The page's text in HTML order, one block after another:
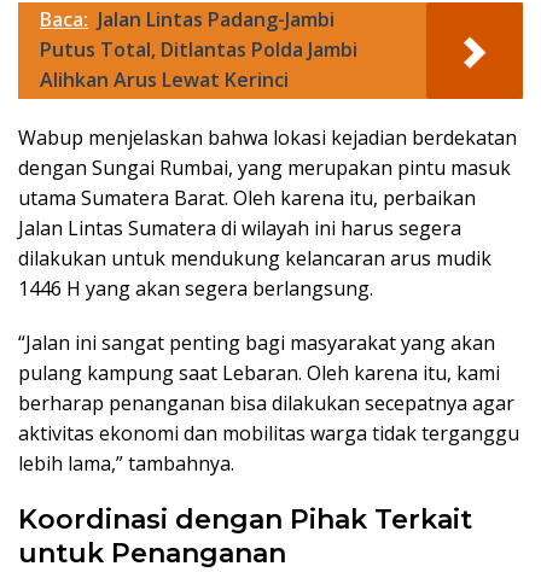
Baca: Jalan Lintas Padang-Jambi
Putus Total, Ditlantas Polda Jambi
Alihkan Arus Lewat Kerinci
Wabup menjelaskan bahwa lokasi kejadian berdekatan
dengan Sungai Rumbai, yang merupakan pintu masuk
utama Sumatera Barat. Oleh karena itu, perbaikan
Jalan Lintas Sumatera di wilayah ini harus segera
dilakukan untuk mendukung kelancaran arus mudik
1446 H yang akan segera berlangsung.
“Jalan ini sangat penting bagi masyarakat yang akan
pulang kampung saat Lebaran. Oleh karena itu, kami
berharap penanganan bisa dilakukan secepatnya agar
aktivitas ekonomi dan mobilitas warga tidak terganggu
lebih lama,” tambahnya.
Koordinasi dengan Pihak Terkait
untuk Penanganan